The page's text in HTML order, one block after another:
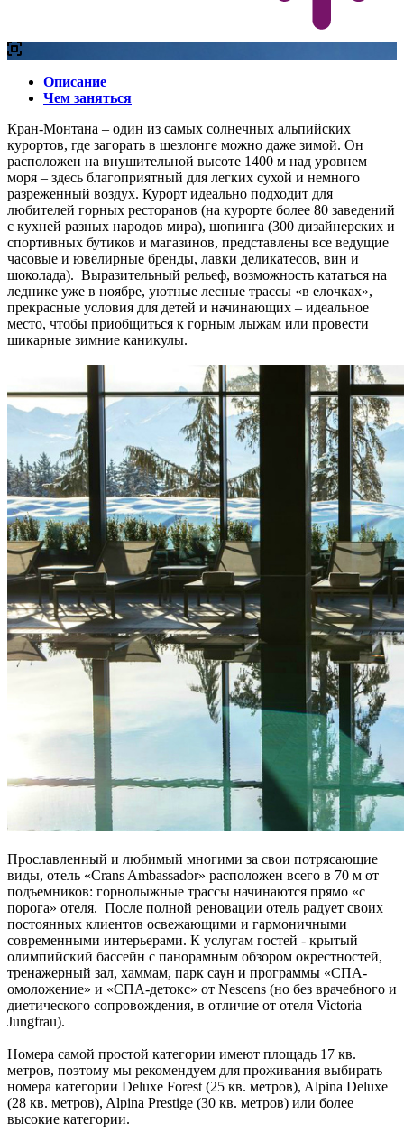
Описание
Чем заняться
Кран-Монтана – один из самых солнечных альпийских
курортов, где загорать в шезлонге можно даже зимой. Он
расположен на внушительной высоте 1400 м над уровнем
моря – здесь благоприятный для легких сухой и немного
разреженный воздух. Курорт идеально подходит для
любителей горных ресторанов (на курорте более 80 заведений
с кухней разных народов мира), шопинга (300 дизайнерских и
спортивных бутиков и магазинов, представлены все ведущие
часовые и ювелирные бренды, лавки деликатесов, вин и
шоколада). Выразительный рельеф, возможность кататься на
леднике уже в ноябре, уютные лесные трассы «в елочках»,
прекрасные условия для детей и начинающих – идеальное
место, чтобы приобщиться к горным лыжам или провести
шикарные зимние каникулы.
Прославленный и любимый многими за свои потрясающие
виды, отель «Сrans Ambassador» расположен всего в 70 м от
подъемников: горнолыжные трассы начинаются прямо «с
порога» отеля. После полной реновации отель радует своих
постоянных клиентов освежающими и гармоничными
современными интерьерами. К услугам гостей - крытый
олимпийский бассейн с панорамным обзором окрестностей,
тренажерный зал, хаммам, парк саун и программы «СПА-
омоложение» и «СПА-детокс» от Nescens (но без врачебного и
диетического сопровождения, в отличие от отеля Victoria
Jungfrau).
Номера самой простой категории имеют площадь 17 кв.
метров, поэтому мы рекомендуем для проживания выбирать
номера категории Deluxe Forest (25 кв. метров), Alpina Deluxe
(28 кв. метров), Alpina Prestige (30 кв. метров) или более
высокие категории.